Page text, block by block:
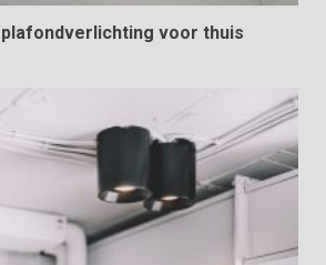
voor thuis